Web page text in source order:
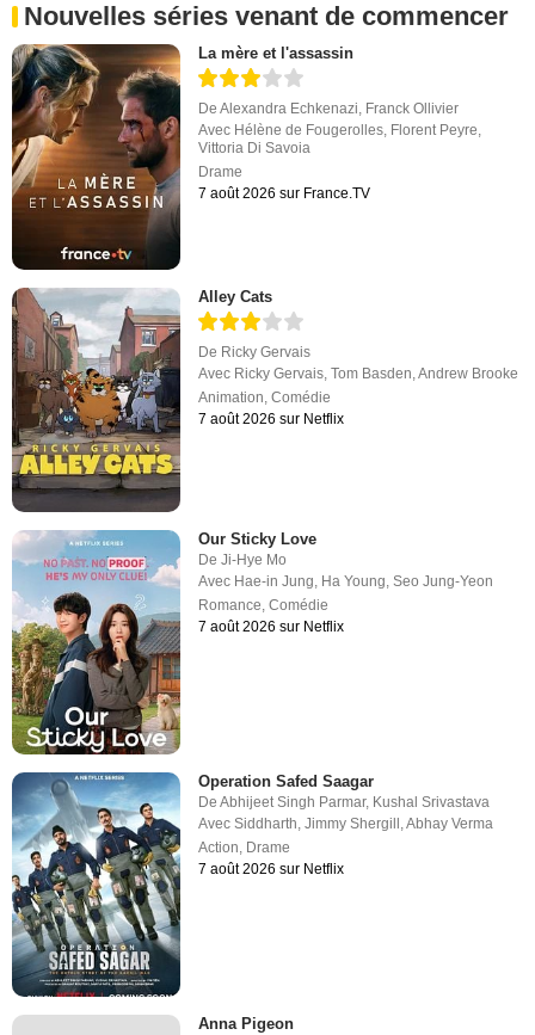
Nouvelles séries venant de commencer
La mère et l'assassin
DeAlexandra Echkenazi, Franck Ollivier
Avec Hélène de Fougerolles, Florent Peyre,
Vittoria Di Savoia
Drame
7 août 2026 sur France.TV
Alley Cats
De Ricky Gervais
Avec Ricky Gervais ,Tom Basden ,Andrew Brooke
Animation ,Comédie
7 août 2026 sur Netflix
Our Sticky Love
DeJi-Hye Mo
Avec Hae-in Jung, Ha Young,Seo Jung-Yeon
Romance,Comédie
7 août 2026 sur Netflix
Operation Safed Saagar
DeAbhijeet Singh Parmar, Kushal Srivastava
AvecSiddharth,Jimmy Shergill ,Abhay Verma
Action, Drame
7 août 2026 sur Netflix
Anna Pigeon